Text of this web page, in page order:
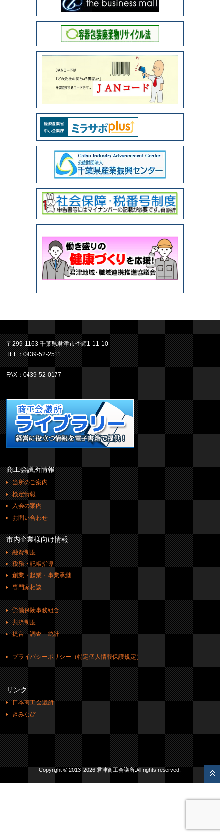
〒299-1163 千葉県君津市杢師1-11-10
TEL：0439-52-2511
FAX：0439-52-0177
商工会議所情報
当所のご案内
検定情報
入会の案内
お問い合わせ
市内企業様向け情報
融資制度
税務・記帳指導
創業・起業・事業承継
専門家相談
労働保険事務組合
共済制度
提言・調査・統計
プライバシーポリシー（特定個人情報保護規定）
リンク
日本商工会議所
きみなび
Copyright © 2013–2026 君津商工会議所.All rights reserved.